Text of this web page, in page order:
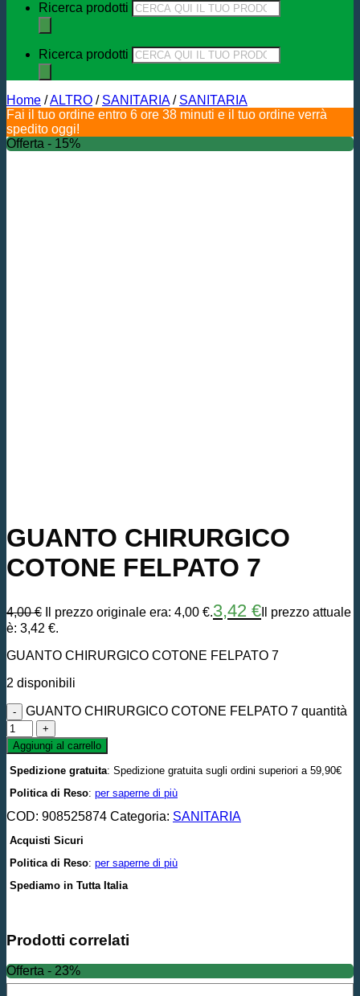
Ricerca prodotti
Ricerca prodotti
Home /ALTRO / SANITARIA / SANITARIA
Fai il tuo ordine entro 6 ore 38 minuti e il tuo ordine verrà
spedito oggi!
Offerta - 15%
GUANTO CHIRURGICO
COTONE FELPATO 7
4,00€ Il prezzo originale era: 4,00 €.3,42 € Il prezzo attuale
è: 3,42 €.
GUANTO CHIRURGICO COTONE FELPATO 7
2 disponibili
GUANTO CHIRURGICO COTONE FELPATO 7 quantità
Aggiungi al carrello
Spedizione gratuita: Spedizione gratuita sugli ordini superiori a 59,90€
Politica di Reso: per saperne di più
COD: 908525874 Categoria: SANITARIA
Acquisti Sicuri
Politica di Reso: per saperne di più
Spediamo in Tutta Italia
Prodotti correlati
Offerta - 23%